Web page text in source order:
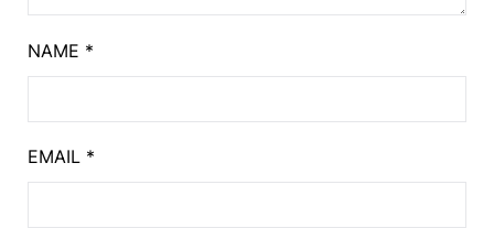
NAME *
EMAIL *